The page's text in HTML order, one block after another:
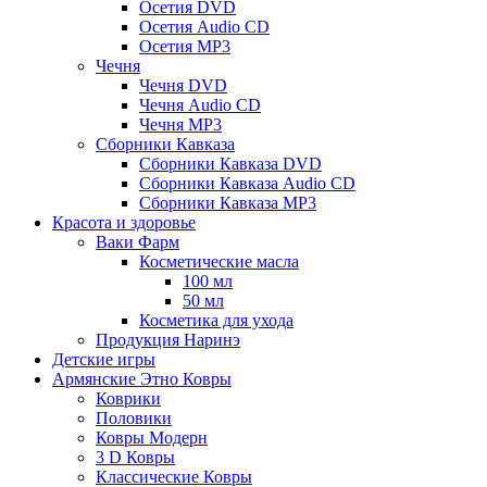
Осетия DVD
Осетия Audio CD
Осетия MP3
Чечня
Чечня DVD
Чечня Audio CD
Чечня MP3
Сборники Кавказа
Сборники Кавказа DVD
Сборники Кавказа Audio CD
Сборники Кавказа MP3
Красота и здоровье
Ваки Фарм
Косметические масла
100 мл
50 мл
Косметика для ухода
Продукция Наринэ
Детские игры
Армянские Этно Ковры
Коврики
Половики
Ковры Модерн
3 D Ковры
Классические Ковры